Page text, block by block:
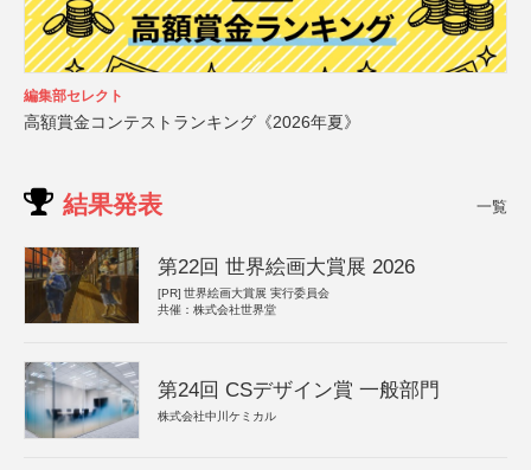
編集部セレクト
高額賞金コンテストランキング《2026年夏》
結果発表 一覧
第22回 世界絵画大賞展 2026
[PR] 世界絵画大賞展 実行委員会
共催：株式会社世界堂
第24回 CSデザイン賞 一般部門
株式会社中川ケミカル